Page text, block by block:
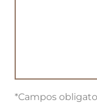
*Campos